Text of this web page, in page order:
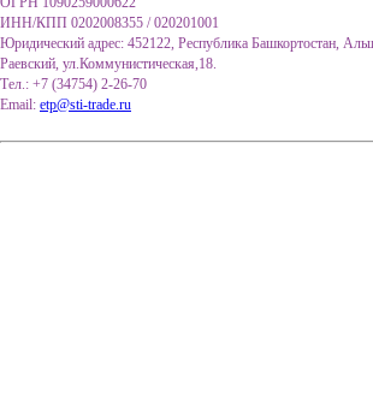
ИНН/КПП 0202008355 / 020201001
Юридический адрес: 452122, Республика Башкортостан,
Раевский, ул.Коммунистическая,18.
Тел.: +7 (34754) 2-26-70
Email: etp@sti-trade.ru